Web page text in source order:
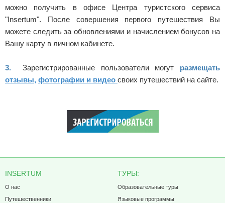
можно получить в офисе Центра туристского сервиса
"Insertum". После совершения первого путешествия Вы
можете следить за обновлениями и начислением бонусов на
Вашу карту в личном кабинете.
3. Зарегистрированные пользователи могут размещать
отзывы, фотографии и видео своих путешествий на сайте.
INSERTUM
О нас
Путешественники
ТУРЫ:
Образовательные туры
Языковые программы